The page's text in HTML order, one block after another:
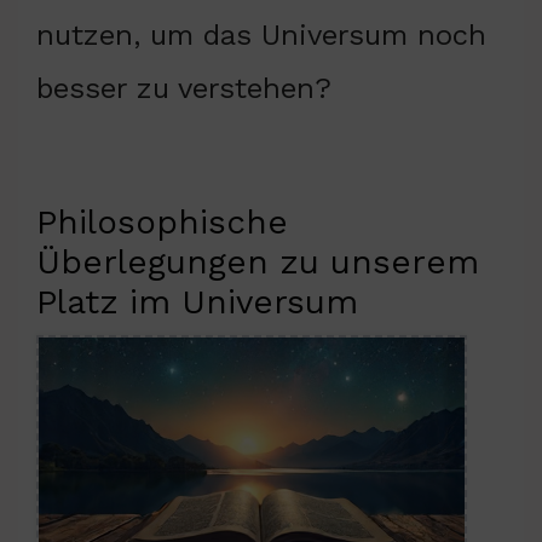
nutzen, um das Universum noch
besser zu verstehen?
Philosophische
Überlegungen zu unserem
Platz im Universum